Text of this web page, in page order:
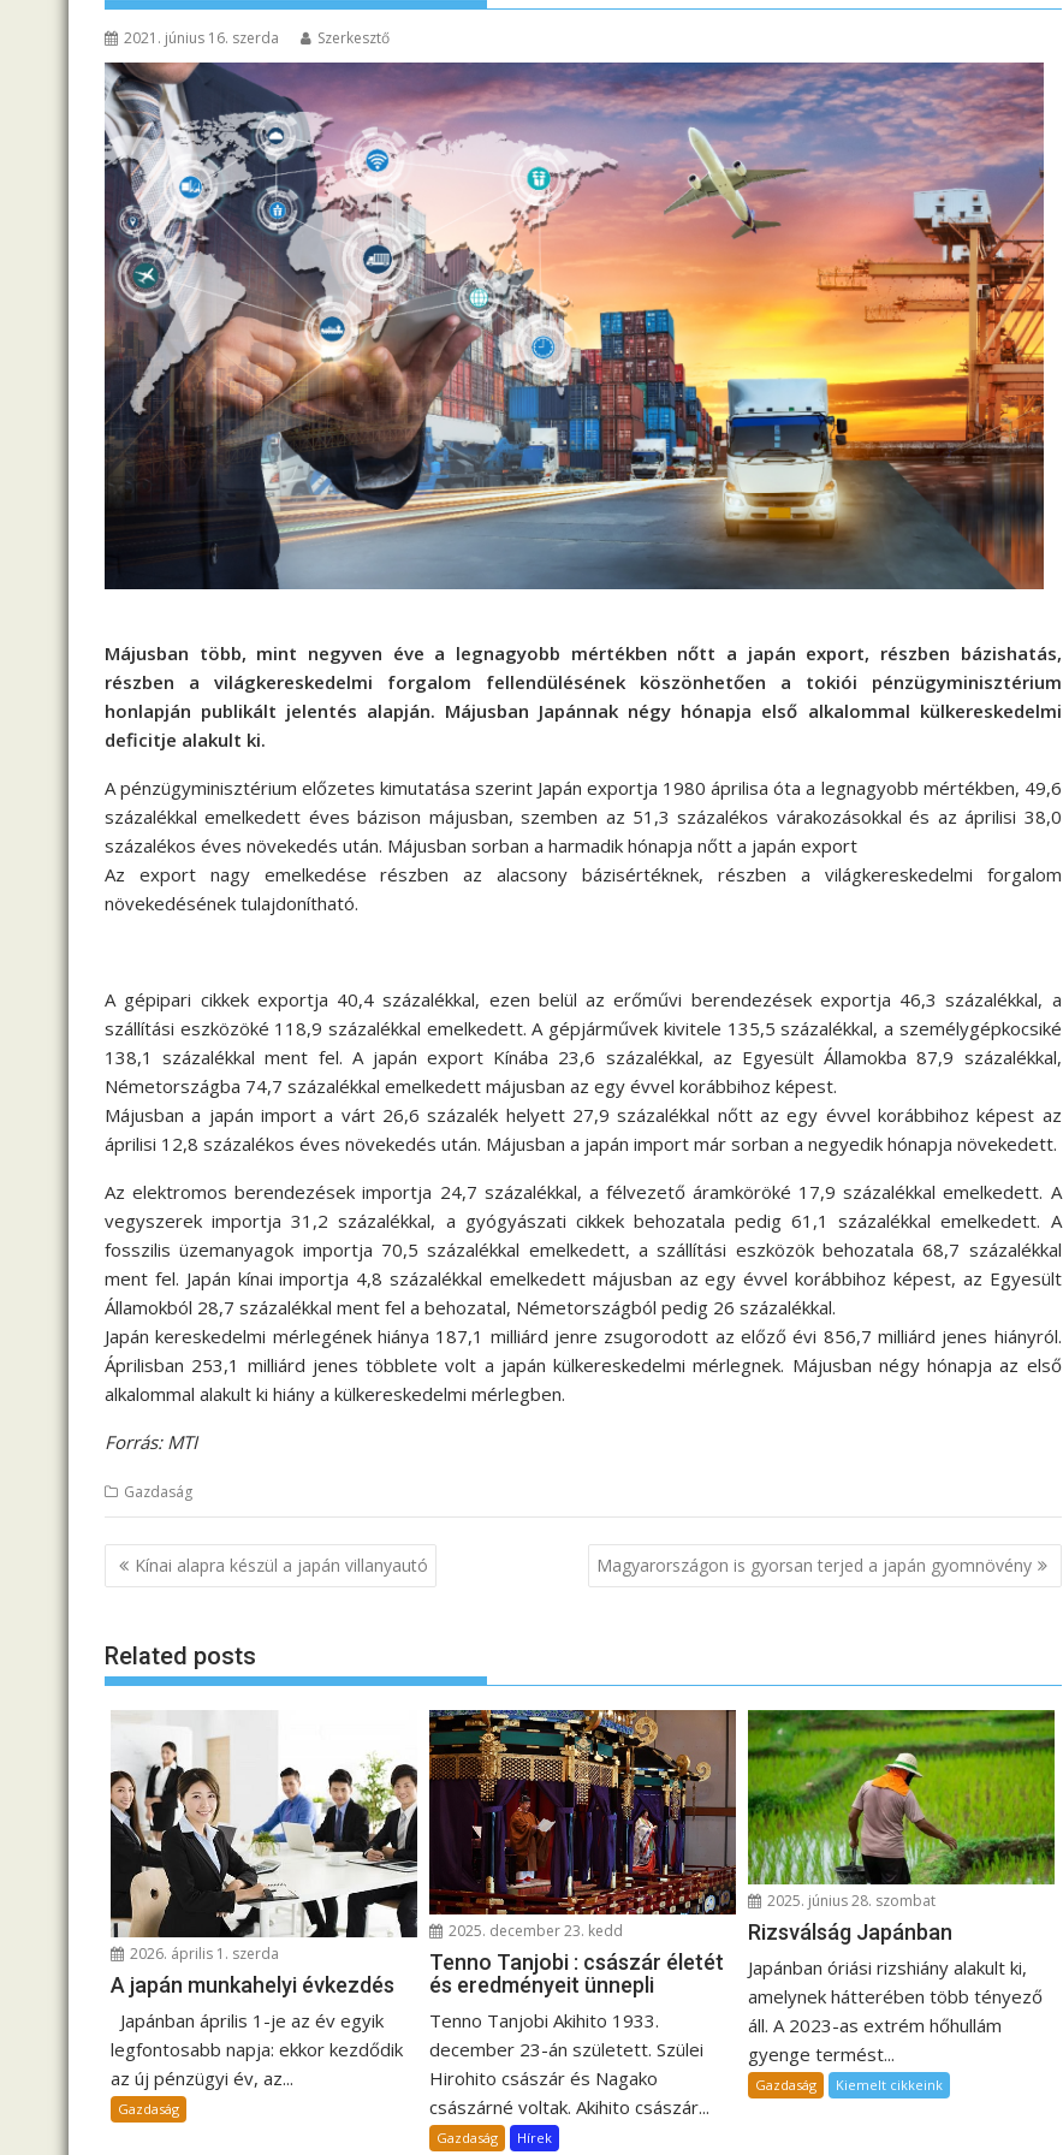
2021. június 16. szerda Szerkesztő
Májusban több, mint negyven éve a legnagyobb mértékben nőtt a japán export, részben bázishatás,
részben a világkereskedelmi forgalom fellendülésének köszönhetően a tokiói pénzügyminisztérium
honlapján publikált jelentés alapján. Májusban Japánnak négy hónapja első alkalommal külkereskedelmi
deficitje alakult ki.
A pénzügyminisztérium előzetes kimutatása szerint Japán exportja 1980 áprilisa óta a legnagyobb mértékben, 49,6
százalékkal emelkedett éves bázison májusban, szemben az 51,3 százalékos várakozásokkal és az áprilisi 38,0
százalékos éves növekedés után. Májusban sorban a harmadik hónapja nőtt a japán export
Az export nagy emelkedése részben az alacsony bázisértéknek, részben a világkereskedelmi forgalom
növekedésének tulajdonítható.
A gépipari cikkek exportja 40,4 százalékkal, ezen belül az erőművi berendezések exportja 46,3 százalékkal, a
szállítási eszközöké 118,9 százalékkal emelkedett. A gépjárművek kivitele 135,5 százalékkal, a személygépkocsiké
138,1 százalékkal ment fel. A japán export Kínába 23,6 százalékkal, az Egyesült Államokba 87,9 százalékkal,
Németországba 74,7 százalékkal emelkedett májusban az egy évvel korábbihoz képest.
Májusban a japán import a várt 26,6 százalék helyett 27,9 százalékkal nőtt az egy évvel korábbihoz képest az
áprilisi 12,8 százalékos éves növekedés után. Májusban a japán import már sorban a negyedik hónapja növekedett.
Az elektromos berendezések importja 24,7 százalékkal, a félvezető áramköröké 17,9 százalékkal emelkedett. A
vegyszerek importja 31,2 százalékkal, a gyógyászati cikkek behozatala pedig 61,1 százalékkal emelkedett. A
fosszilis üzemanyagok importja 70,5 százalékkal emelkedett, a szállítási eszközök behozatala 68,7 százalékkal
ment fel. Japán kínai importja 4,8 százalékkal emelkedett májusban az egy évvel korábbihoz képest, az Egyesült
Államokból 28,7 százalékkal ment fel a behozatal, Németországból pedig 26 százalékkal.
Japán kereskedelmi mérlegének hiánya 187,1 milliárd jenre zsugorodott az előző évi 856,7 milliárd jenes hiányról.
Áprilisban 253,1 milliárd jenes többlete volt a japán külkereskedelmi mérlegnek. Májusban négy hónapja az első
alkalommal alakult ki hiány a külkereskedelmi mérlegben.
Forrás: MTI
Gazdaság
B
e
e
g
y
é
s
v
i
g
á
c
i
ó
Kínai alapra készül a japán villanyautó Magyarországon is gyorsan terjed a japán gyomnövény
Related posts
2026. április 1. szerda
A japán munkahelyi évkezdés
Japánban április 1-je az év egyik
legfontosabb napja: ekkor kezdődik
az új pénzügyi év, az...
Gazdaság
2025. december 23. kedd
Tenno Tanjobi : császár életét
és eredményeit ünnepli
Tenno Tanjobi Akihito 1933.
december 23-án született. Szülei
Hirohito császár és Nagako
császárné voltak. Akihito császár...
Gazdaság
Hírek
2025. június 28. szombat
Rizsválság Japánban
Japánban óriási rizshiány alakult ki,
amelynek hátterében több tényező
áll. A 2023-as extrém hőhullám
gyenge termést...
Gazdaság Kiemelt cikkeink